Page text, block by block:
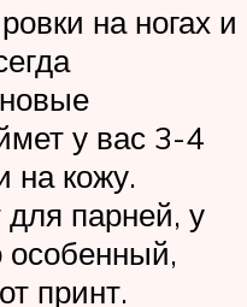
на ногах и
у вас 3-4
на кожу.
парней, у
особенный,
принт.